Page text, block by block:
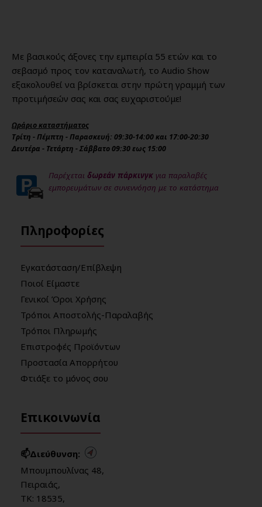
Με βασικούς άξονες την εμπειρία 55 ετών και το
σεβασμό προς τον καταναλωτή, το Audio Show
εξακολουθεί να βρίσκεται στην πρώτη γραμμή των
προτιμήσεών σας και σας ευχαριστούμε!
Ωράριο καταστήματος
Τρίτη - Πέμπτη - Παρασκευή: 09:30-14:00 και 17:00-20:30
Δευτέρα - Τετάρτη - Σάββατο 09:30 εως 15:00
Παρέχεται δωρεάν πάρκινγκ για παραλαβές
εμπορευμάτων σε συνεννόηση με το κατάστημα
Πληροφορίες
Εγκατάσταση/Επίβλεψη
Ποιοί Είμαστε
Γενικοί Όροι Χρήσης
Τρόποι Αποστολής-Παραλαβής
Τρόποι Πληρωμής
Επιστροφές Προϊόντων
Προστασία Απορρήτου
Φτιάξε το μόνος σου
Επικοινωνία
📫Διεύθυνση:
Μπουμπουλίνας 48,
Πειραιάς,
ΤΚ: 18535,